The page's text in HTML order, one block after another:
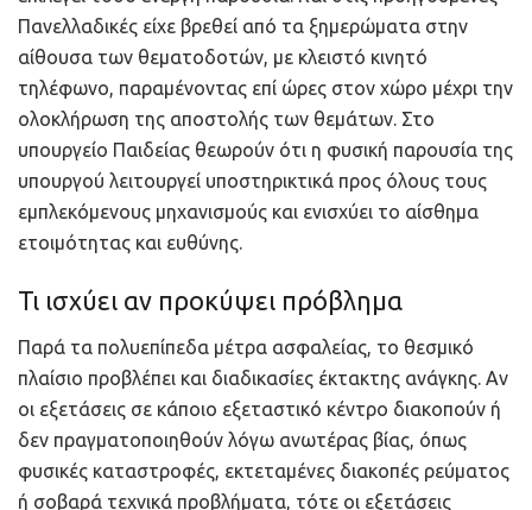
Πανελλαδικές είχε βρεθεί από τα ξημερώματα στην
αίθουσα των θεματοδοτών, με κλειστό κινητό
τηλέφωνο, παραμένοντας επί ώρες στον χώρο μέχρι την
ολοκλήρωση της αποστολής των θεμάτων. Στο
υπουργείο Παιδείας θεωρούν ότι η φυσική παρουσία της
υπουργού λειτουργεί υποστηρικτικά προς όλους τους
εμπλεκόμενους μηχανισμούς και ενισχύει το αίσθημα
ετοιμότητας και ευθύνης.
Τι ισχύει αν προκύψει πρόβλημα
Παρά τα πολυεπίπεδα μέτρα ασφαλείας, το θεσμικό
πλαίσιο προβλέπει και διαδικασίες έκτακτης ανάγκης. Αν
οι εξετάσεις σε κάποιο εξεταστικό κέντρο διακοπούν ή
δεν πραγματοποιηθούν λόγω ανωτέρας βίας, όπως
φυσικές καταστροφές, εκτεταμένες διακοπές ρεύματος
ή σοβαρά τεχνικά προβλήματα, τότε οι εξετάσεις